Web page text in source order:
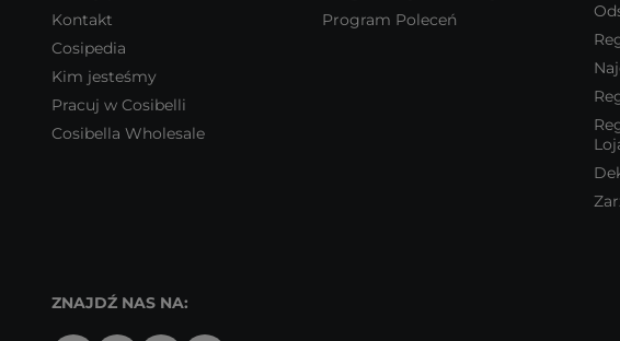
Kontakt
Cosipedia
Kim jesteśmy
Pracuj w Cosibelli
Cosibella Wholesale
Program Poleceń
ZNAJDŹ NAS NA: